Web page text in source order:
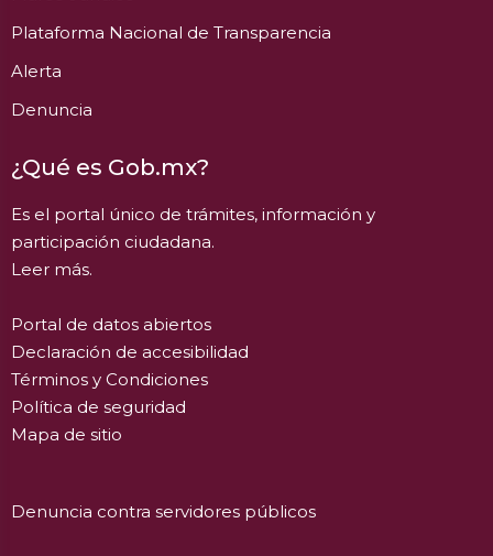
Plataforma Nacional de Transparencia
Alerta
Denuncia
¿Qué es Gob.mx?
Es el portal único de trámites, información y
participación ciudadana.
Leer más.
Portal de datos abiertos
Declaración de accesibilidad
Términos y Condiciones
Política de seguridad
Mapa de sitio
Denuncia contra servidores públicos